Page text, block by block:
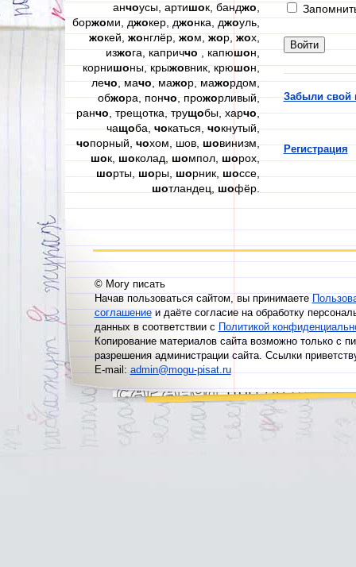
анчоусы, артишок, банджо
боржоми, джокер, джонка, джоуль,
жокей,жонглёр,жом,жор,жох,
изжога, каприччо, капюшон,
корнишоны, крыжовник, крюшон,
лечо, мачо, мажор, мажордом,
обжора, пончо, прожорливый,
ранчо, трещотка, трущобы, харчо,
чащоба,чокаться,чокнутый,
чопорный,чохом, шов,шовинизм,
шок,шоколад,шомпол,шорох,
шорты, шоры, шорник, шоссе,
шотландец, шофёр.
Забыли свой
Регистрация
© Могу писать
Начав пользоваться сайтом, вы принимаете
соглашениеи даёте согласие на обработку
данных в соответствии сПолитикой
Копирование материалов сайта возможно только с
разрешения администрации сайта. Ссылки
E-mail:admin@mogu-pisat.ru